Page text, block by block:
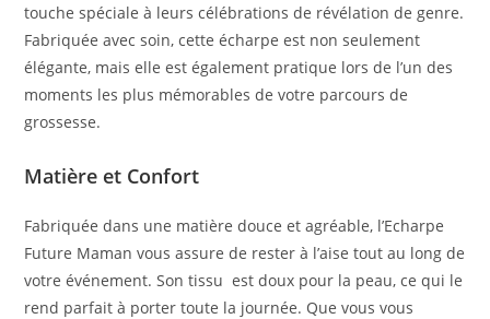
touche spéciale à leurs célébrations de révélation de genre.
Fabriquée avec soin, cette écharpe est non seulement
élégante, mais elle est également pratique lors de l’un des
moments les plus mémorables de votre parcours de
grossesse.
Matière et Confort
Fabriquée dans une matière douce et agréable, l’Echarpe
Future Maman vous assure de rester à l’aise tout au long de
votre événement. Son tissu est doux pour la peau, ce qui le
rend parfait à porter toute la journée. Que vous vous